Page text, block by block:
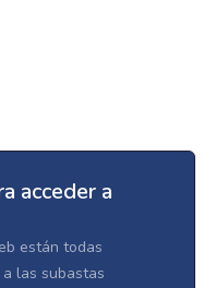
acceder a
están todas
las subastas